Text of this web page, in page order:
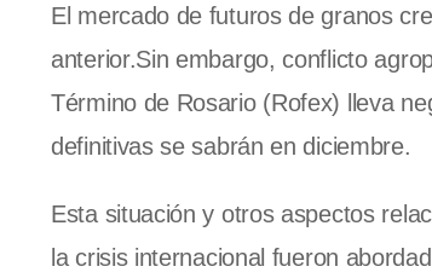
El mercado de futuros de granos
anterior.Sin embargo, conflicto
Término de Rosario (Rofex) lleva
definitivas se sabrán en diciembre.
Esta situación y otros aspectos
la crisis internacional fueron